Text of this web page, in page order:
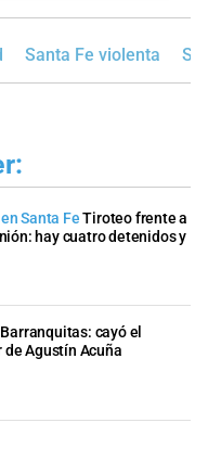
Santa Fe violenta
Santa Fe Tiroteo frente a
hay cuatro detenidos y
Barranquitas: cayó el
Agustín Acuña